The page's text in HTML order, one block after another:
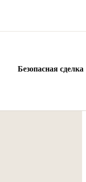
Безопасная сделка